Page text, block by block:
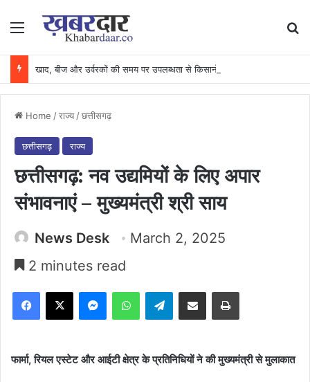
Menu
Home /राज्य /छत्तीसगढ़
छत्तीसगढ़ राज्य
छत्तीसगढ़: नव उद्यमियों के लिए अपार
संभावनाएं – मुख्यमंत्री श्री साय
News Desk
March 2, 2025
2 minutes read
Facebook
X MessengerWhatsAppTelegramShare via Email Print
फार्मा, रियल एस्टेट और आईटी क्षेत्र के प्रतिनिधियों ने की मुख्यमंत्री से मुलाकात